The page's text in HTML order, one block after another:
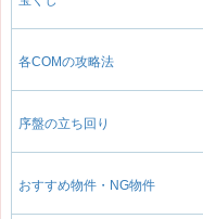
各COMの攻略法
序盤の立ち回り
おすすめ物件・NG物件